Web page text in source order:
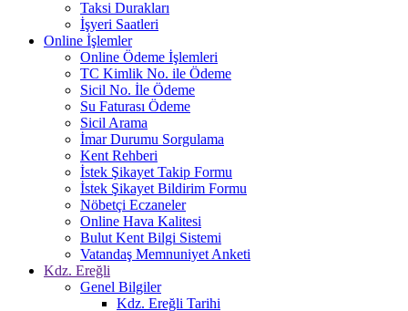
Taksi Durakları
İşyeri Saatleri
Online İşlemler
Online Ödeme İşlemleri
TC Kimlik No. ile Ödeme
Sicil No. İle Ödeme
Su Faturası Ödeme
Sicil Arama
İmar Durumu Sorgulama
Kent Rehberi
İstek Şikayet Takip Formu
İstek Şikayet Bildirim Formu
Nöbetçi Eczaneler
Online Hava Kalitesi
Bulut Kent Bilgi Sistemi
Vatandaş Memnuniyet Anketi
Kdz. Ereğli
Genel Bilgiler
Kdz. Ereğli Tarihi